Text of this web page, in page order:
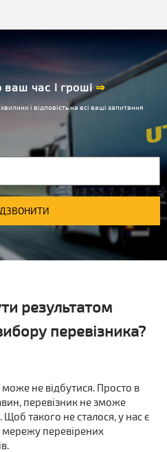
час і гроші⇒
і відповість на всі ваші запитання
результатом
перевізника?
не відбутися. Просто в
перевізник не зможе
такого не сталося, у нас є
перевірених